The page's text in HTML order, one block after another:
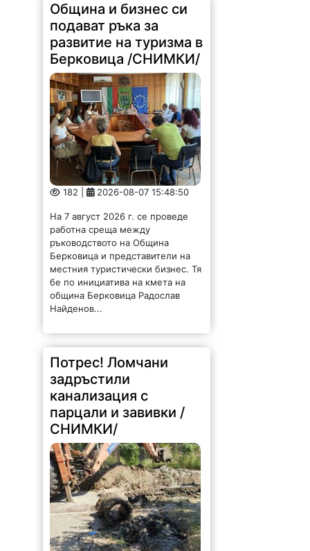
Община и бизнес си
подават ръка за
развитие на туризма в
Берковица /СНИМКИ/
182 | 2026-08-07 15:48:50
На 7 август 2026 г. се проведе
работна среща между
ръководството на Община
Берковица и представители на
местния туристически бизнес. Тя
бе по инициатива на кмета на
община Берковица Радослав
Найденов...
Потрес! Ломчани
задръстили
канализация с
парцали и завивки /
СНИМКИ/